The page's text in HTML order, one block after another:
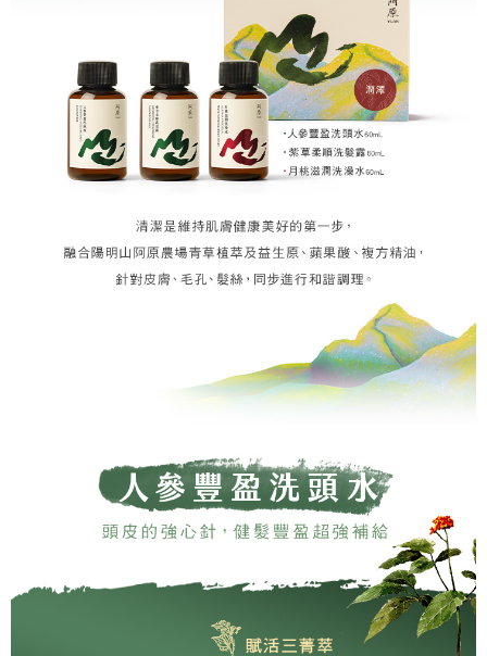
３．未成年的使用者請事先徵得法定代理人或監護人之同意方可使用
「AFTEE先享後付」，若未經同意申辦者引起之損失，本公司不負相關責
４．使用「AFTEE先享後付」時，將依據個別帳號之用戶狀況，依本公司即
時審查核予不同之上限額度；若仍有額度不足之情形，本公司將視審查結果
請求用戶進行身份認證。
５．嚴禁一人註冊多個帳號或使用他人資訊註冊。若發現惡意使用之情形，
恩沛科技股份有限公司將有權停止該用戶之使用額度並採取法律行動。